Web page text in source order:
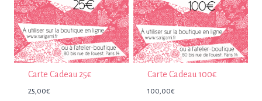
Carte Cadeau 25€
25,00€
Carte Cadeau 100€
100,00€